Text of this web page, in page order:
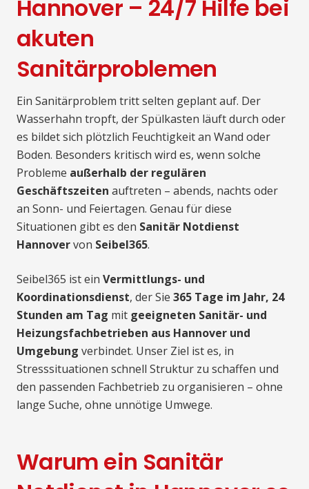
Hannover – 24/7 Hilfe bei
akuten
Sanitärproblemen
Ein Sanitärproblem tritt selten geplant auf. Der
Wasserhahn tropft, der Spülkasten läuft durch oder
es bildet sich plötzlich Feuchtigkeit an Wand oder
Boden. Besonders kritisch wird es, wenn solche
Probleme außerhalb der regulären
Geschäftszeiten auftreten – abends, nachts oder
an Sonn- und Feiertagen. Genau für diese
Situationen gibt es den Sanitär Notdienst
Hannovervon Seibel365.
Seibel365 ist ein Vermittlungs- und
Koordinationsdienst, der Sie 365 Tage im Jahr, 24
Stunden am Tag mit geeigneten Sanitär- und
Heizungsfachbetrieben aus Hannover und
Umgebung verbindet. Unser Ziel ist es, in
Stresssituationen schnell Struktur zu schaffen und
den passenden Fachbetrieb zu organisieren – ohne
lange Suche, ohne unnötige Umwege.
Warum ein Sanitär